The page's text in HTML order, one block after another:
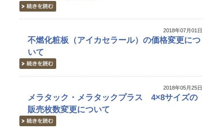
2018年07月01日
不燃化粧板（アイカセラール）の価格変更につ
いて
2018年05月25日
メラタック・メラタックプラス 4×8サイズの
販売枚数変更について